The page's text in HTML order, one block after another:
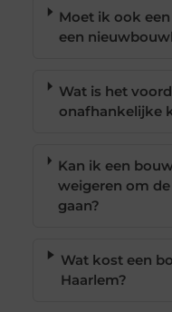
Moet ik ook
een
Wat is het
onafhankelijke
Kan ik een
weigeren om
gaan?
Wat kost een
Haarlem?